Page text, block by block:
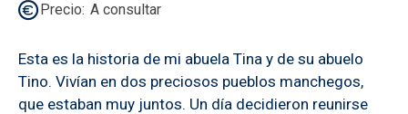
Precio A consultar
Esta es la historia de mi abuela Tina y de su abuelo
Tino. Vivían en dos preciosos pueblos manchegos,
que estaban muy juntos. Un día decidieron reunirse